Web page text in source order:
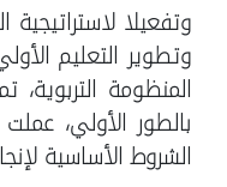
وتفعيلا لاستراتيجية
وتطوير التعليم
بالطور الأولي،
الشروط الأساسية